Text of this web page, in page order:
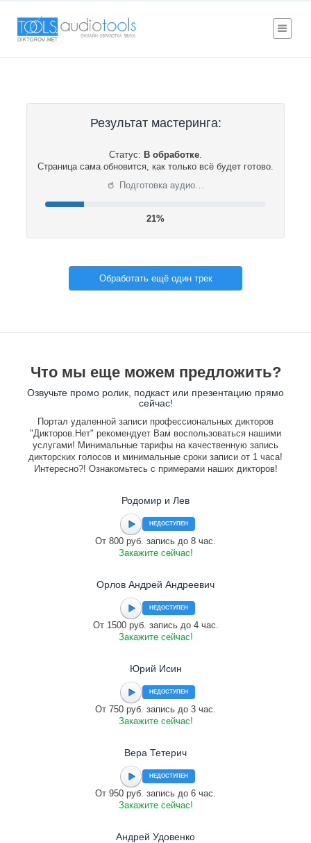
Результат мастеринга:
Статус: В обработке.
Страница сама обновится, как только всё будет готово.
⟳ Подготовка аудио…
21%
Обработать ещё один трек
Что мы еще можем предложить?
Озвучьте промо ролик, подкаст или презентацию прямо
сейчас!
Портал удаленной записи профессиональных дикторов
"Дикторов.Нет" рекомендует Вам воспользоваться нашими
услугами! Минимальные тарифы на качественную запись
дикторских голосов и минимальные сроки записи от 1 часа!
Интересно?! Ознакомьтесь с примерами наших дикторов!
Родомир и Лев
НЕДОСТУПЕН
От 800 руб. запись до 8 час.
Закажите сейчас!
Орлов Андрей Андреевич
НЕДОСТУПЕН
От 1500 руб. запись до 4 час.
Закажите сейчас!
Юрий Исин
НЕДОСТУПЕН
От 750 руб. запись до 3 час.
Закажите сейчас!
Вера Тетерич
НЕДОСТУПЕН
От 950 руб. запись до 6 час.
Закажите сейчас!
Андрей Удовенко